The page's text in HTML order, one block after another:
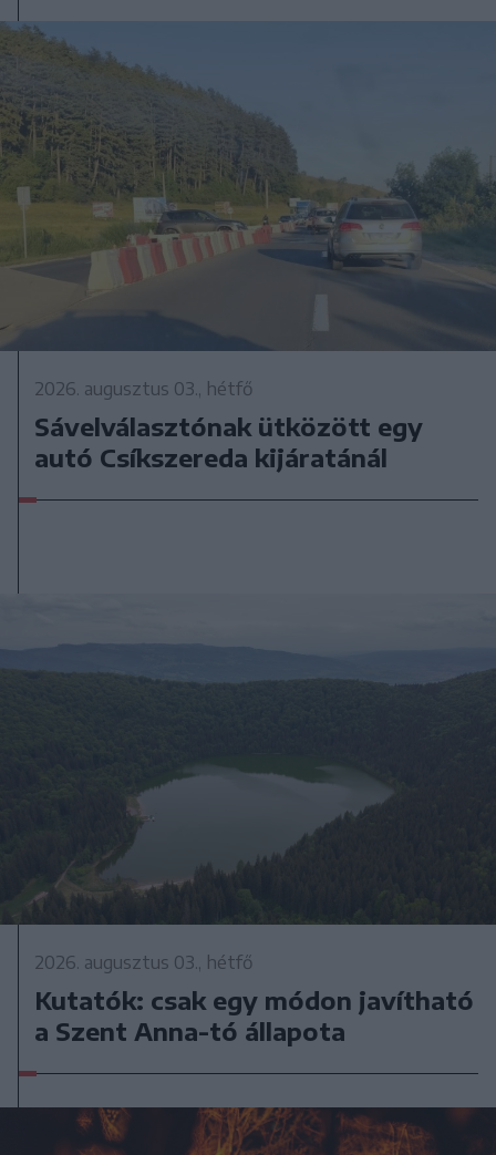
2026. augusztus 03., hétfő
Sávelválasztónak ütközött egy
autó Csíkszereda kijáratánál
2026. augusztus 03., hétfő
Kutatók: csak egy módon javítható
a Szent Anna-tó állapota